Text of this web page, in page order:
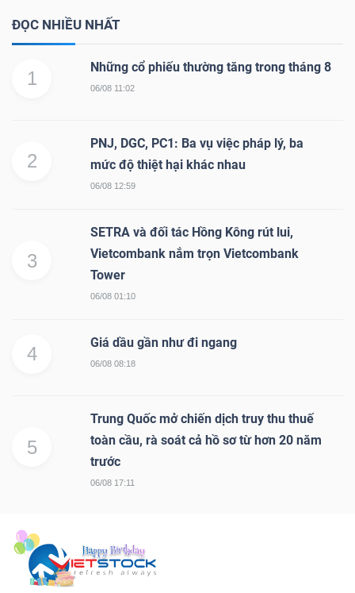
ĐỌC NHIỀU NHẤT
1
Những cổ phiếu thường tăng trong tháng 8
06/08 11:02
2
PNJ, DGC, PC1: Ba vụ việc pháp lý, ba
mức độ thiệt hại khác nhau
06/08 12:59
3
SETRA và đối tác Hồng Kông rút lui,
Vietcombank nắm trọn Vietcombank
Tower
06/08 01:10
4
Giá dầu gần như đi ngang
06/08 08:18
5
Trung Quốc mở chiến dịch truy thu thuế
toàn cầu, rà soát cả hồ sơ từ hơn 20 năm
trước
06/08 17:11